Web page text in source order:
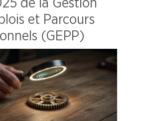
de la Gestion
et Parcours
(GEPP)